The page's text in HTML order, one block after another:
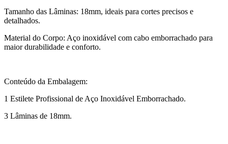
Tamanho das Lâminas: 18mm, ideais para cortes precisos e
detalhados.
Material do Corpo: Aço inoxidável com cabo emborrachado para
maior durabilidade e conforto.
Conteúdo da Embalagem:
1 Estilete Profissional de Aço Inoxidável Emborrachado.
3 Lâminas de 18mm.